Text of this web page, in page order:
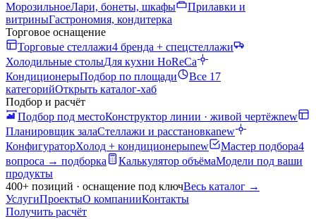
МорозильноеЛари, бонеты, шкафы
Прилавки и
витриныГастрономия, кондитерка
Торговое оснащение
Торговые стеллажи4 бренда + спецстеллажи
Холодильные столыДля кухни HoReCa
КондиционерыПодбор по площади
Все 17
категорийОткрыть каталог-хаб
Подбор и расчёт
Подбор под местоКонструктор линии · живой чертёжnew
Планировщик залаСтеллажи и расстановкаnew
КонфигураторХолод + кондиционерыnew Мастер подбора4
вопроса → подборка
Калькулятор объёмаМодели под ваши
продукты
400+ позиций · оснащение под ключВесь каталог →
УслугиПроектыО компанииКонтакты
Получить расчёт